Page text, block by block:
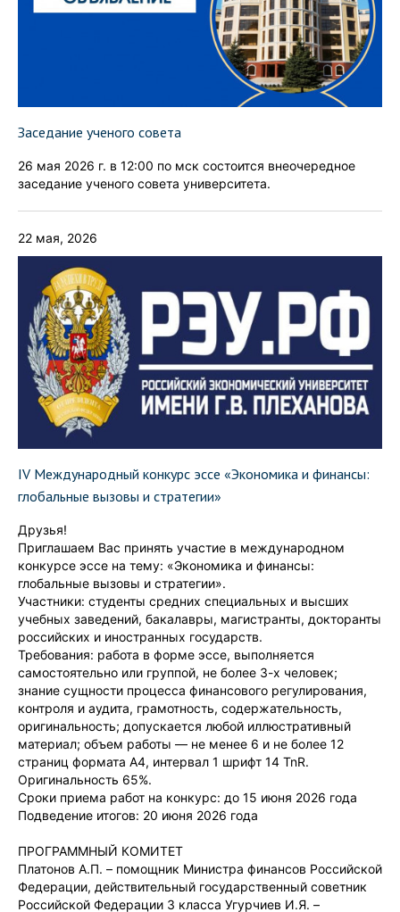
Заседание ученого совета
26 мая 2026 г. в 12:00 по мск состоится внеочередное
заседание ученого совета университета.
22 мая, 2026
IV Международный конкурс эссе «Экономика и финансы:
глобальные вызовы и стратегии»
Друзья!
Приглашаем Вас принять участие в международном
конкурсе эссе на тему: «Экономика и финансы:
глобальные вызовы и стратегии».
Участники: студенты средних специальных и высших
учебных заведений, бакалавры, магистранты, докторанты
российских и иностранных государств.
Требования: работа в форме эссе, выполняется
самостоятельно или группой, не более 3-х человек;
знание сущности процесса финансового регулирования,
контроля и аудита, грамотность, содержательность,
оригинальность; допускается любой иллюстративный
материал; объем работы — не менее 6 и не более 12
страниц формата А4, интервал 1 шрифт 14 TnR.
Оригинальность 65%.
Сроки приема работ на конкурс: до 15 июня 2026 года
Подведение итогов: 20 июня 2026 года
ПРОГРАММНЫЙ КОМИТЕТ
Платонов А.П. – помощник Министра финансов Российской
Федерации, действительный государственный советник
Российской Федерации 3 класса Угурчиев И.Я. –